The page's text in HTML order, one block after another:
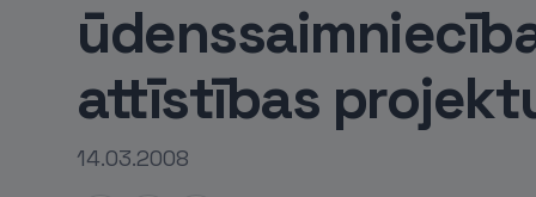
attīstības
14.03.2008